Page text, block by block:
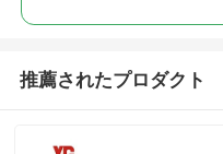
推薦されたプロダクト